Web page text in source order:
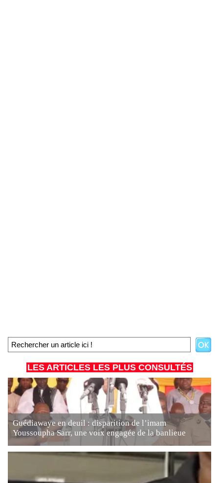
LES ARTICLES LES PLUS CONSULTÉS
Guédiawaye en deuil : disparition de l’imam
Youssoupha Sarr, une voix engagée de la banlieue